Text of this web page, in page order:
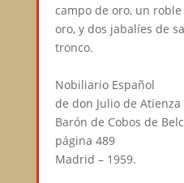
campo de oro, un
oro, y dos jabalíes de
tronco.⠀
Nobiliario Español⠀
de don Julio de Atienza⠀
Barón de Cobos de
página 489⠀
Madrid – 1959.